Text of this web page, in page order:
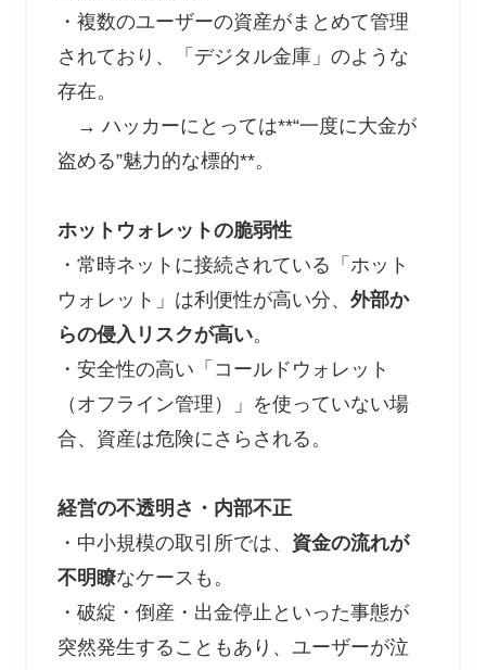
・複数のユーザーの資産がまとめて管理
されており、「デジタル金庫」のような
存在。
→ ハッカーにとっては**“一度に大金が
盗める”魅力的な標的**。
ホットウォレットの脆弱性
・常時ネットに接続されている「ホット
ウォレット」は利便性が高い分、外部か
らの侵入リスクが高い。
・安全性の高い「コールドウォレット
（オフライン管理）」を使っていない場
合、資産は危険にさらされる。
経営の不透明さ・内部不正
・中小規模の取引所では、 資金の流れが
不明瞭なケースも。
・破綻・倒産・出金停止といった事態が
突然発生することもあり、ユーザーが泣